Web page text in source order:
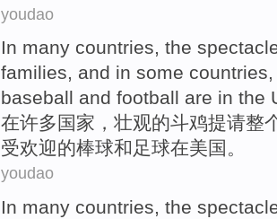
youdao
In many countries, the
families, and in some
baseball and football are in the
在许多 国家 ， 壮观的斗鸡提请整
受欢迎的棒球和 足球在美国 。
youdao
In many countries, the